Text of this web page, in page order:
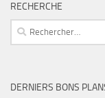
RECHERCHE
Rechercher :
DERNIERS BONS